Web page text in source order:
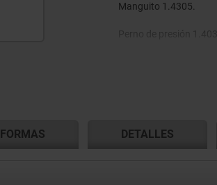
Manguito 1.4305.
FORMAS DETALLES